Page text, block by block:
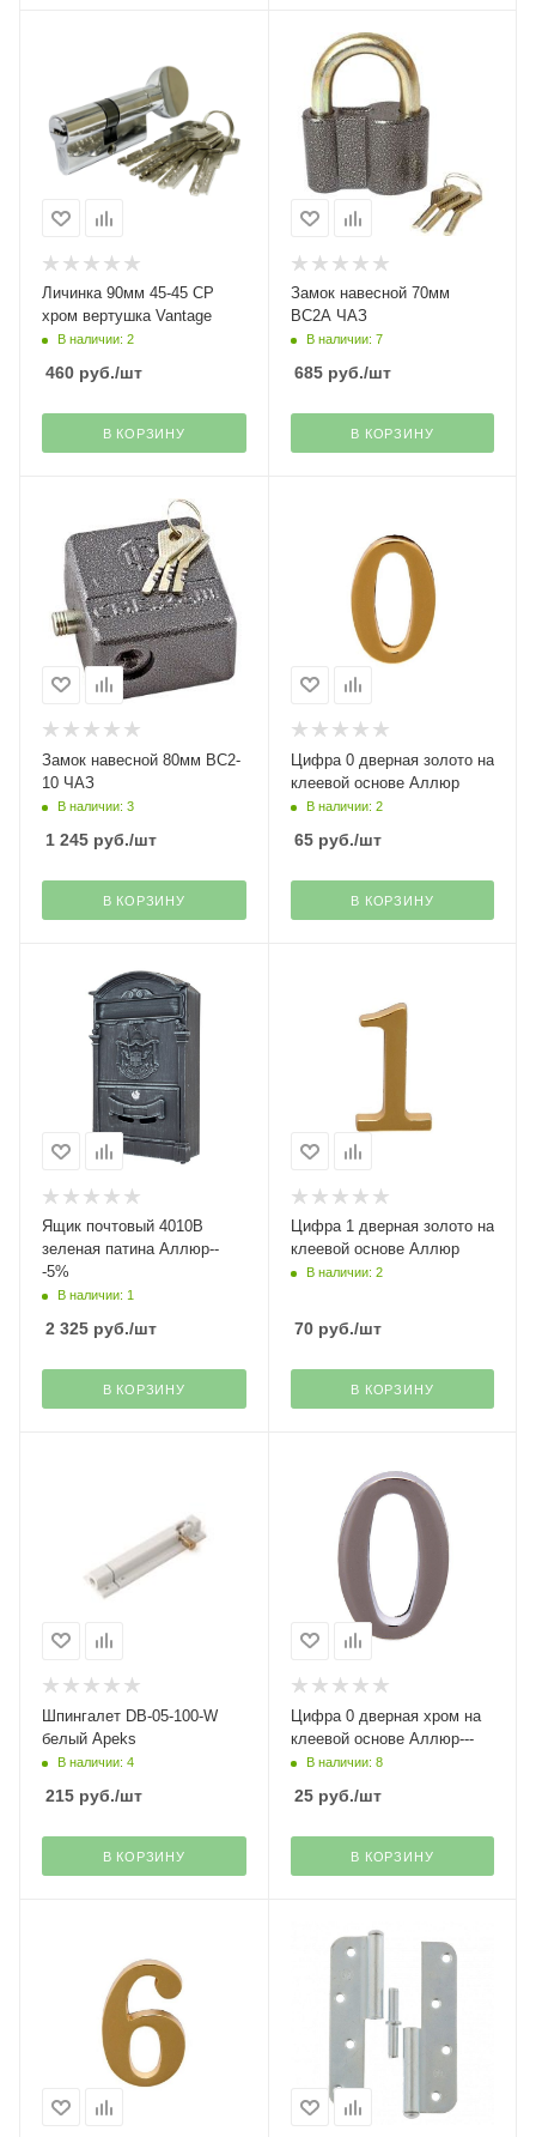
Личинка 90мм 45-45 СР
хром вертушка Vantage
В наличии: 2
460 руб./шт
В КОРЗИНУ
Замок навесной 70мм
ВС2А ЧАЗ
В наличии: 7
685руб./шт
В КОРЗИНУ
Замок навесной 80мм ВС2-
10 ЧАЗ
В наличии: 3
1 245 руб./шт
В КОРЗИНУ
Цифра 0 дверная золото на
клеевой основе Аллюр
В наличии: 2
65руб./шт
В КОРЗИНУ
Ящик почтовый 4010В
зеленая патина Аллюр--
-5%
В наличии: 1
2 325 руб./шт
В КОРЗИНУ
Цифра 1 дверная золото на
клеевой основе Аллюр
В наличии: 2
70руб./шт
В КОРЗИНУ
Шпингалет DB-05-100-W
белый Apeks
В наличии: 4
215 руб./шт
В КОРЗИНУ
Цифра 0 дверная хром на
клеевой основе Аллюр---
В наличии: 8
25руб./шт
В КОРЗИНУ